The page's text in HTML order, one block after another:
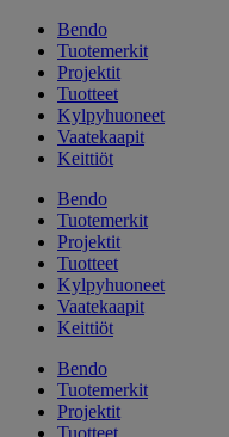
Bendo
Tuotemerkit
Projektit
Tuotteet
Kylpyhuoneet
Vaatekaapit
Keittiöt
Bendo
Tuotemerkit
Projektit
Tuotteet
Kylpyhuoneet
Vaatekaapit
Keittiöt
Bendo
Tuotemerkit
Projektit
Tuotteet